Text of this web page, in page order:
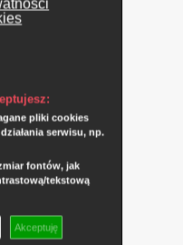
pliki cookies
serwisu, np.
fontów, jak
tekstową
Akceptuję